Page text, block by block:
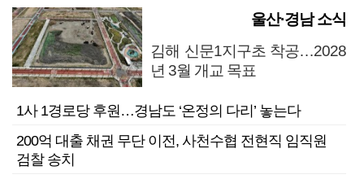
울산·경남 소식
김해 신문1지구초 착공…2028
년 3월 개교 목표
1사 1경로당 후원…경남도 ‘온정의 다리’ 놓는다
200억 대출 채권 무단 이전, 사천수협 전현직 임직원
검찰 송치